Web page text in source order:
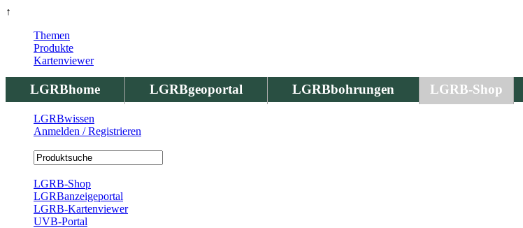
↑
LGRBhome LGRBgeoportal LGRBbohrungen LGRB-Shop
Themen
Produkte
Kartenviewer
LGRBwissen
Anmelden / Registrieren
LGRB-Shop
LGRBanzeigeportal
LGRB-Kartenviewer
UVB-Portal